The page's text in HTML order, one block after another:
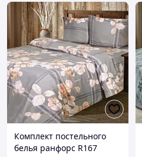
Комплект постельного
белья ранфорс R167